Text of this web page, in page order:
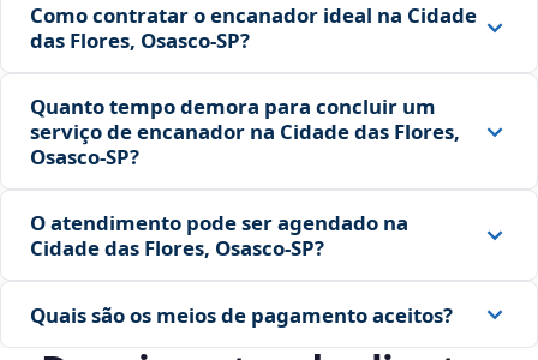
Como contratar o encanador ideal na Cidade
das Flores, Osasco‑SP?
Quanto tempo demora para concluir um
serviço de encanador na Cidade das Flores,
Osasco‑SP?
O atendimento pode ser agendado na
Cidade das Flores, Osasco‑SP?
Quais são os meios de pagamento aceitos?